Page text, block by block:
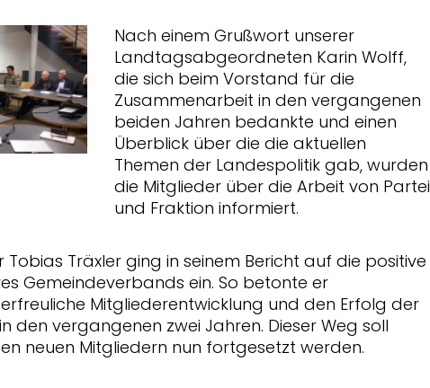
Nach einem Grußwort unserer
Landtagsabgeordneten Karin Wolff,
die sich beim Vorstand für die
Zusammenarbeit in den vergangenen
beiden Jahren bedankte und einen
Überblick über die die aktuellen
Themen der Landespolitik gab, wurden
die Mitglieder über die Arbeit von Partei
und Fraktion informiert.
Tobias Träxler ging in seinem Bericht auf die positive
Gemeindeverbands ein. So betonte er
Mitgliederentwicklung und den Erfolg der
den vergangenen zwei Jahren. Dieser Weg soll
neuen Mitgliedern nun fortgesetzt werden.